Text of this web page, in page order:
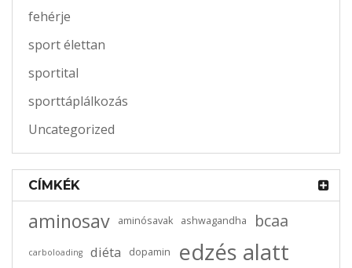
fehérje
sport élettan
sportital
sporttáplálkozás
Uncategorized
CÍMKÉK
aminosav aminósavak ashwagandha bcaa
carboloading diéta dopamin edzés alatt